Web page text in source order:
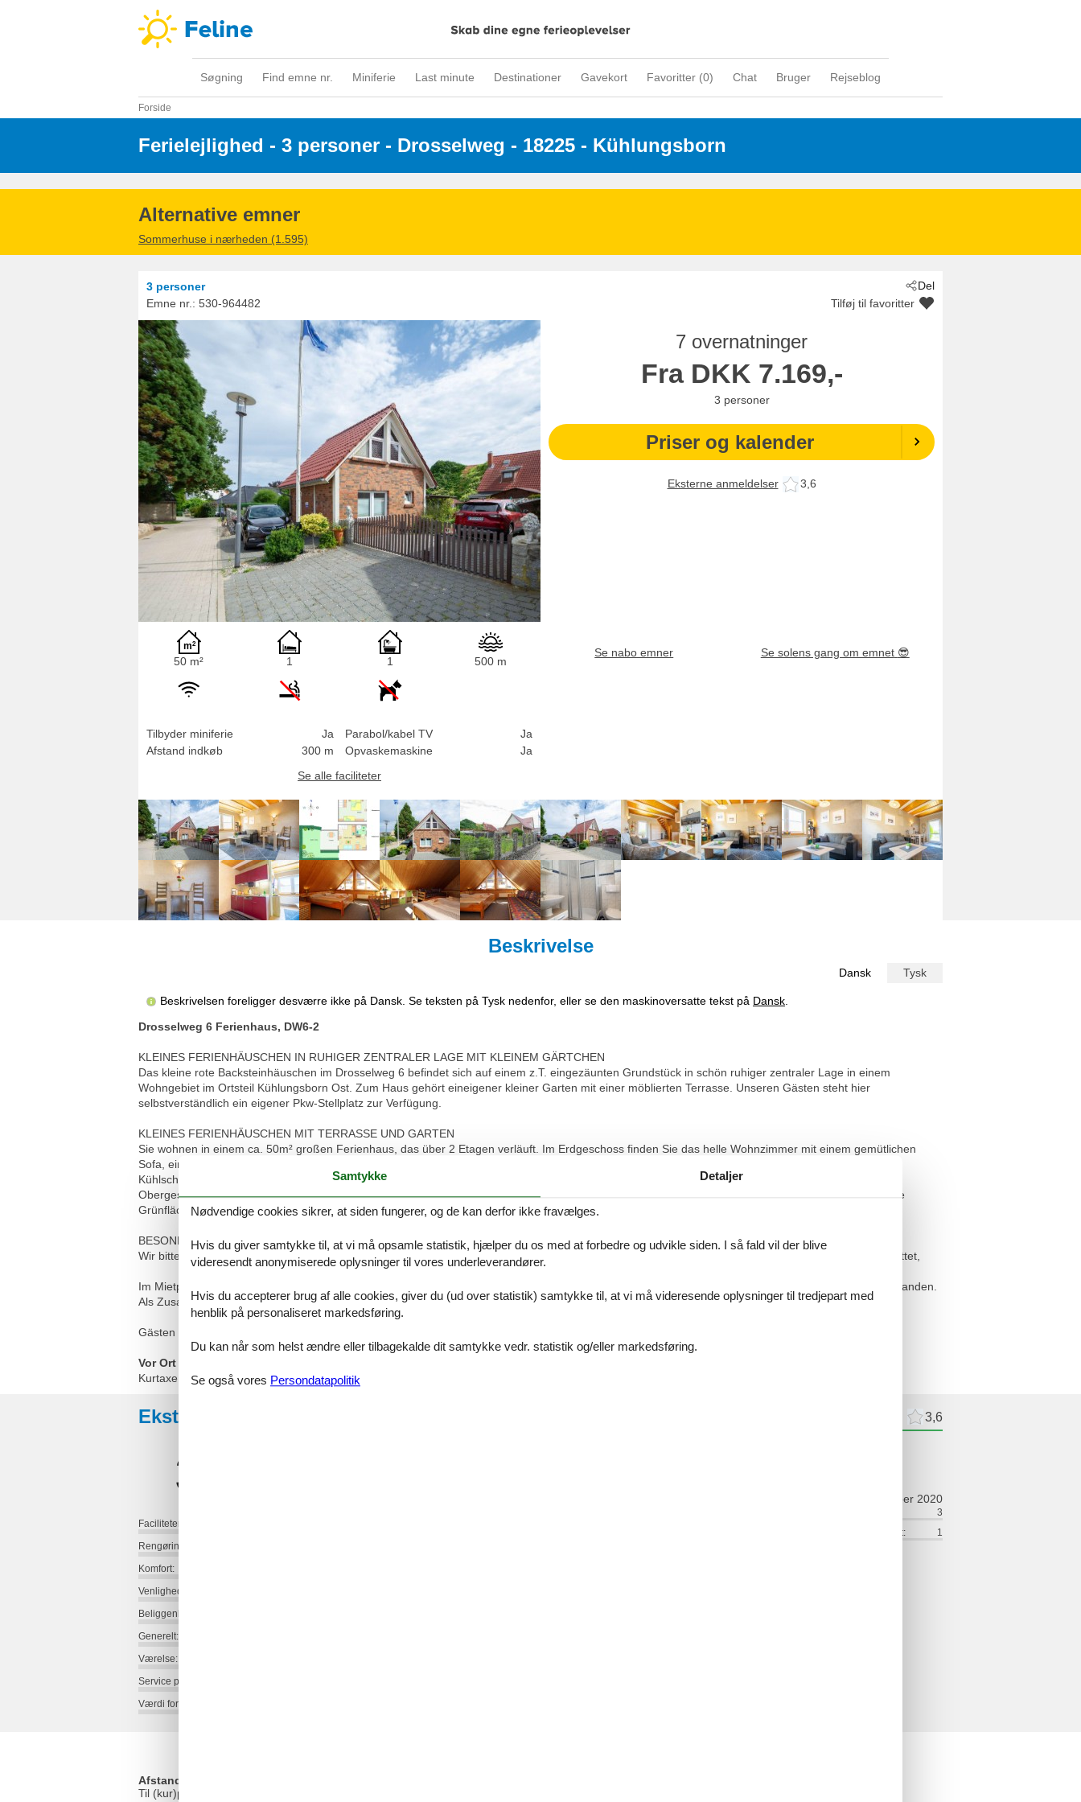
Søgning Find emne nr. Miniferie Last minute Destinationer Gavekort Favoritter (0) Chat Bruger Rejseblog
Forside
Ferielejlighed - 3 personer - Drosselweg - 18225 - Kühlungsborn
Alternative emner
Sommerhuse i nærheden (1.595)
Del
3 personer
Emne nr.: 530-964482 Tilføj til favoritter
7 overnatninger
Fra DKK 7.169,-
3 personer
Priser og kalender
Eksterne anmeldelser 3,6
50 m² 1 1 500 m
Tilbyder miniferie
Ja
Afstand indkøb
300 m
Parabol/kabel TV
Ja
Opvaskemaskine
Ja
Se alle faciliteter
Se nabo emner Se solens gang om emnet 😎
Beskrivelse
Dansk Tysk
Beskrivelsen foreligger desværre ikke på Dansk. Se teksten på Tysk nedenfor, eller se den maskinoversatte tekst på Dansk
Drosselweg 6 Ferienhaus, DW6-2
KLEINES FERIENHÄUSCHEN IN RUHIGER ZENTRALER LAGE MIT KLEINEM GÄRTCHEN
Das kleine rote Backsteinhäuschen im Drosselweg 6 befindet sich auf einem z.T. eingezäunten Grundstück in schön ruhiger zentraler Lage in einem
Wohngebiet im Ortsteil Kühlungsborn Ost. Zum Haus gehört eineigener kleiner Garten mit einer möblierten Terrasse. Unseren Gästen steht hier
selbstverständlich ein eigener Pkw-Stellplatz zur Verfügung.
KLEINES FERIENHÄUSCHEN MIT TERRASSE UND GARTEN
Sie wohnen in einem ca. 50m² großen Ferienhaus, das über 2 Etagen verläuft. Im Erdgeschoss finden Sie das helle Wohnzimmer mit einem gemütlichen
Sofa, einer Essecke, dem Flachbild-TV, Kleiderschrank und die im Jahr 2021 neu eingebaute Küchenzeile (2-Platten-Herd, Geschirrspüler, Mikrowelle,
Kühlschrank, Kaffeemaschine, Wasserkocher, Toaster). Das Duschbad finden Sie ebenso im Erdgeschoss. Über eine Holztreppe gelangen Sie in das
Obergeschoss. Hier befindet sich das Schlafzimmer und ist ausgestattet mit einem großen Doppelbett, einem Einzelbett und vielen Regalen. Die kleine
Grünfläche vor dem Haus lädt zum Entspannen ein.
BESONDERHEITEN
Wir bitten um Verständnis, dass das Rauchen nur im Außenbereich erlaubt ist, da es sich um ein Nichtraucherhaus handelt. Haustiere sind nicht gestattet,
Im Mietpreis sind Nebenkosten wie Strom, Wasser und Heizungskosten enthalten. Bettwäsche und Handtücher sind ebenfalls als Erstausstattung vorhanden.
Als Zusatzleistung steht eine Internetnutzung über WLAN kostenfrei zur Verfügung, wobei gem. AGB keine Haftung bei etwaigen Störungen erfolgt.
Gästen dieser Ferienwohnung steht ein kostenloser Pkw-Stellplatz zur Verfügung.
Vor Ort
Kurtaxe
Eksterne anmeldelser 3,6
3,6
Faciliteter:
Rengøring:
Komfort:
Venlighed:
Beliggenhed:
Generelt:
Værelse:
Service på stedet:
Værdi for pengene:
oktober 2020
3
Service på stedet:
1
Afstande
Til (kur)parken/skoven
Samtykke Detaljer
Nødvendige cookies sikrer, at siden fungerer, og de kan derfor ikke fravælges.
Hvis du giver samtykke til, at vi må opsamle statistik, hjælper du os med at forbedre og udvikle siden. I så fald vil der blive
videresendt anonymiserede oplysninger til vores underleverandører.
Hvis du accepterer brug af alle cookies, giver du (ud over statistik) samtykke til, at vi må videresende oplysninger til tredjepart med
henblik på personaliseret markedsføring.
Du kan når som helst ændre eller tilbagekalde dit samtykke vedr. statistik og/eller markedsføring.
Se også vores Persondatapolitik